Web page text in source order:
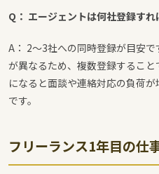
Q： エージェントは何社登録すれ
A： 2〜3社への同時登録が目安
が異なるため、複数登録するこ
になると面談や連絡対応の負荷
です。
フリーランス1年目の仕